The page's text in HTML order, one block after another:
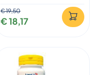
€ 19,50
€ 18,17